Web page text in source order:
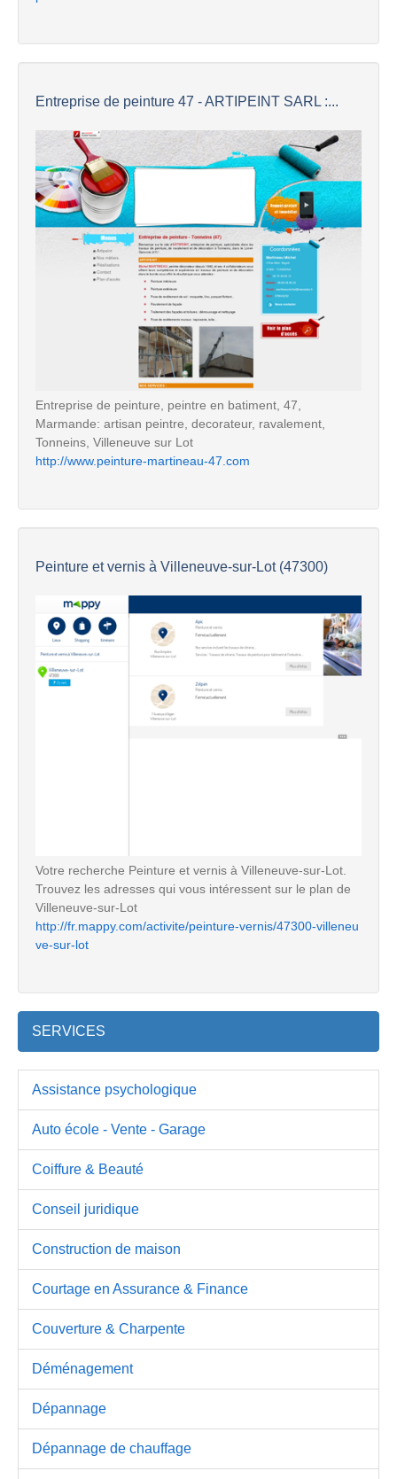
Entreprise de peinture 47 - ARTIPEINT SARL :...
Entreprise de peinture, peintre en batiment, 47,
Marmande: artisan peintre, decorateur, ravalement,
Tonneins, Villeneuve sur Lot
http://www.peinture-martineau-47.com
Peinture et vernis à Villeneuve-sur-Lot (47300)
Votre recherche Peinture et vernis à Villeneuve-sur-Lot.
Trouvez les adresses qui vous intéressent sur le plan de
Villeneuve-sur-Lot
http://fr.mappy.com/activite/peinture-vernis/47300-villeneu
ve-sur-lot
SERVICES
Assistance psychologique
Auto école - Vente - Garage
Coiffure & Beauté
Conseil juridique
Construction de maison
Courtage en Assurance & Finance
Couverture & Charpente
Déménagement
Dépannage
Dépannage de chauffage